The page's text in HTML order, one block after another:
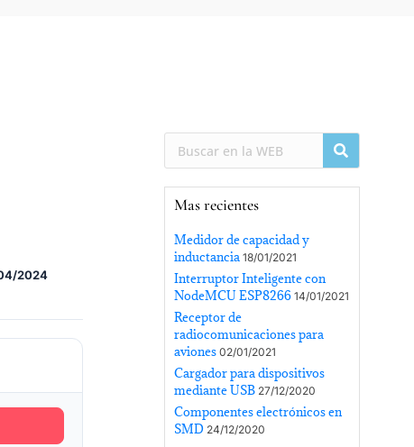
2024
Mas recientes
Medidor de capacidad y
inductancia 18/01/2021
Interruptor Inteligente con
NodeMCU ESP8266 14/01/2021
Receptor de
radiocomunicaciones para
aviones 02/01/2021
Cargador para dispositivos
mediante USB 27/12/2020
Componentes electrónicos en
SMD 24/12/2020